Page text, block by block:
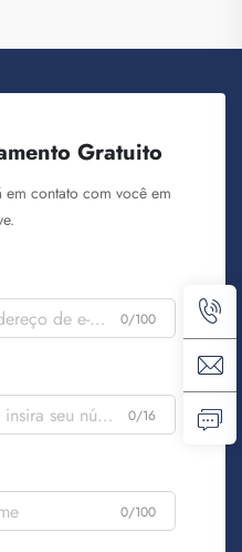
Gratuito
em contato com você em
0/100
0/16
0/100